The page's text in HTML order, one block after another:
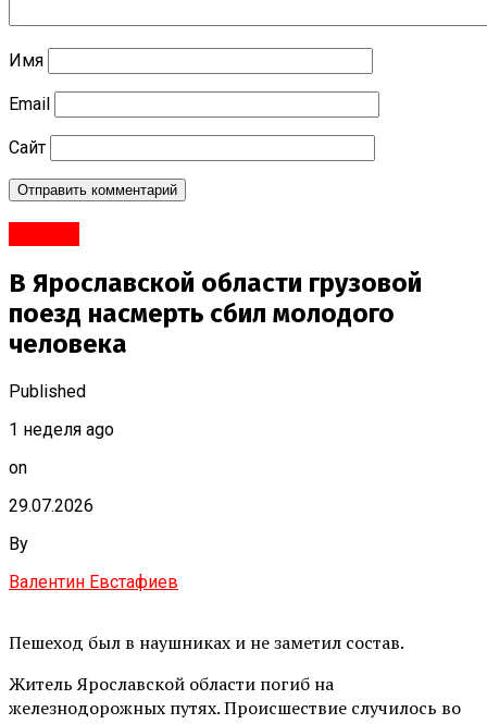
Имя
Email
Сайт
В Ярославской области грузовой
поезд насмерть сбил молодого
человека
Published
1 неделя ago
on
29.07.2026
By
Валентин Евстафиев
Пешеход был в наушниках и не заметил состав.
Житель Ярославской области погиб на
железнодорожных путях. Происшествие случилось во